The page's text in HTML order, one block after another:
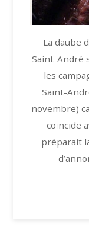
La daube
Saint-André
les
Saint-
novembre)
coïncide
préparait